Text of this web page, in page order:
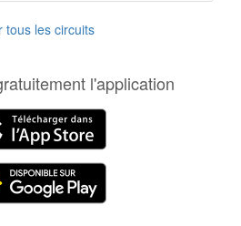
tous les circuits
l'application